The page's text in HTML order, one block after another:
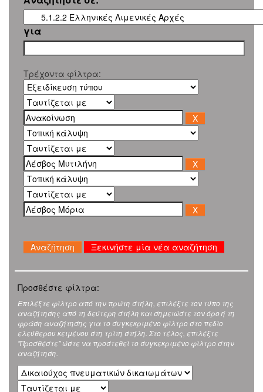
για
Τρέχοντα φίλτρα:
Ξεκινήστε μία νέα αναζήτηση
Προσθέστε φίλτρα:
Επιλέξτε φίλτρο από την πρώτη στήλη, επιλέξτε τον τύπο της
αναζήτησης από τη δεύτερη στήλη και σημειώστε τον όρο ή τη
φράση αναζήτησης για το συγκεκριμένο φίλτρο στο πεδίο
ελεύθερου κειμένου στη τρίτη στήλη. Στο τέλος, επιλέξτε
"Προσθέστε" ώστε να προστεθεί το συγκεκριμένο φίλτρο στην
αναζήτηση.